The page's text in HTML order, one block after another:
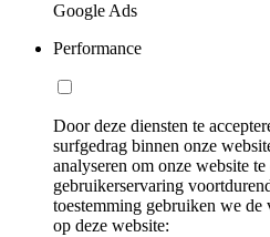
Google Ads
Performance
Door deze diensten te
surfgedrag binnen onze
analyseren om onze website
gebruikerservaring
toestemming gebruiken we de
op deze website: